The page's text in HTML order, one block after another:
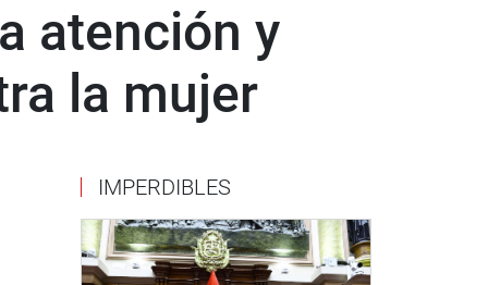
atención y
la mujer
IMPERDIBLES